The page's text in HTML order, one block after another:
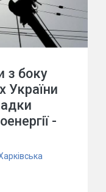
з боку
України
-